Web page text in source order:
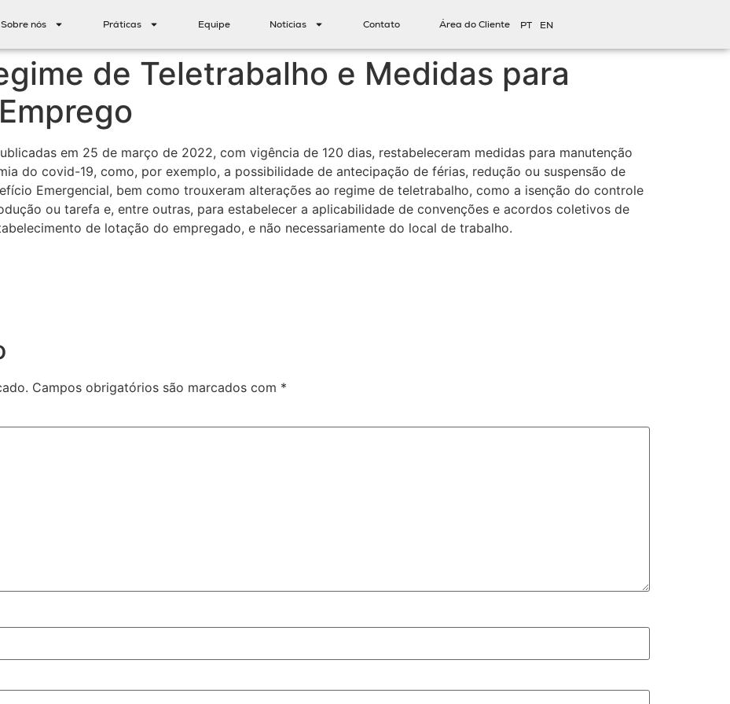
Sobre nós Práticas Equipe Notícias Contato Área do Cliente PT EN
de Teletrabalho e Medidas para
em 25 de março de 2022, com vigência de 120 dias, restabeleceram medidas para manutenção
do covid-19, como, por exemplo, a possibilidade de antecipação de férias, redução ou suspensão de
Emergencial, bem como trouxeram alterações ao regime de teletrabalho, como a isenção do controle
ou tarefa e, entre outras, para estabelecer a aplicabilidade de convenções e acordos coletivos de
de lotação do empregado, e não necessariamente do local de trabalho.
Campos obrigatórios são marcados com *